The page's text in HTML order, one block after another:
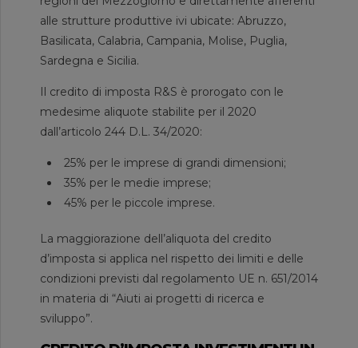
alle strutture produttive ivi ubicate: Abruzzo,
Basilicata, Calabria, Campania, Molise, Puglia,
Sardegna e Sicilia.
Il credito di imposta R&S è prorogato con le
medesime aliquote stabilite per il 2020
dall’articolo 244 D.L. 34/2020:
25% per le imprese di grandi dimensioni;
35% per le medie imprese;
45% per le piccole imprese.
La maggiorazione dell’aliquota del credito
d’imposta si applica nel rispetto dei limiti e delle
condizioni previsti dal regolamento UE n. 651/2014
in materia di “Aiuti ai progetti di ricerca e
sviluppo”.